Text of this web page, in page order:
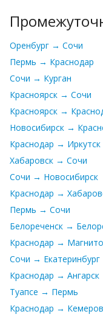
Оренбург → Сочи
Пермь → Краснодар
Сочи → Курган
Красноярск → Сочи
Красноярск →
Новосибирск →
Краснодар → Иркутск
Хабаровск → Сочи
Сочи → Новосибирск
Краснодар →
Пермь → Сочи
Белореченск →
Краснодар →
Сочи → Екатеринбург
Краснодар → Ангарск
Туапсе → Пермь
Краснодар →